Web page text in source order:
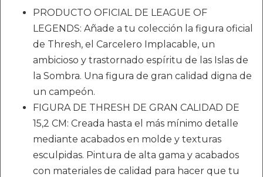
PRODUCTO OFICIAL DE LEAGUE OF
LEGENDS: Añade a tu colección la figura oficial
de Thresh, el Carcelero Implacable, un
ambicioso y trastornado espíritu de las Islas de
la Sombra. Una figura de gran calidad digna de
un campeón.
FIGURA DE THRESH DE GRAN CALIDAD DE
15,2 CM: Creada hasta el más mínimo detalle
mediante acabados en molde y texturas
esculpidas. Pintura de alta gama y acabados
con materiales de calidad para hacer que tu